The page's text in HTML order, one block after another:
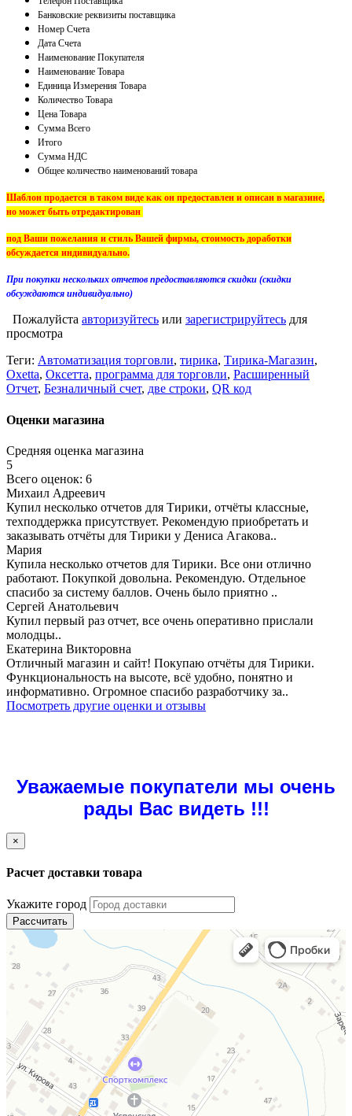
Банковские реквизиты поставщика
Номер Счета
Дата Счета
Наименование Покупателя
Наименование Товара
Единица Измерения Товара
Количество Товара
Цена Товара
Сумма Всего
Итого
Сумма НДС
Общее количество наименований товара
Шаблон продается в таком виде как он предоставлен и описан в магазине,
но может быть отредактирован
под Ваши пожелания и стиль Вашей фирмы, стоимость доработки
обсуждается индивидуально.
При покупки нескольких отчетов предоставляются скидки (скидки
обсуждаются индивидуально)
Пожалуйста авторизуйтесь или зарегистрируйтесь для
просмотра
Теги: Автоматизация торговли, тирика, Тирика-Магазин,
Oxetta, Оксетта, программа для торговли, Расширенный
Отчет, Безналичный счет, две строки, QR код
Оценки магазина
Средняя оценка магазина
5
Всего оценок: 6
Михаил Адреевич
Купил несколько отчетов для Тирики, отчёты классные,
техподдержка присутствует. Рекомендую приобретать и
заказывать отчёты для Тирики у Дениса Агакова..
Мария
Купила несколько отчетов для Тирики. Все они отлично
работают. Покупкой довольна. Рекомендую. Отдельное
спасибо за систему баллов. Очень было приятно ..
Сергей Анатольевич
Купил первый раз отчет, все очень оперативно прислали
молодцы..
Екатерина Викторовна
Отличный магазин и сайт! Покупаю отчёты для Тирики.
Функциональность на высоте, всё удобно, понятно и
информативно. Огромное спасибо разработчику за..
Посмотреть другие оценки и отзывы
Уважаемые покупатели мы очень
рады Вас видеть !!!
×
Расчет доставки товара
Укажите город
Рассчитать